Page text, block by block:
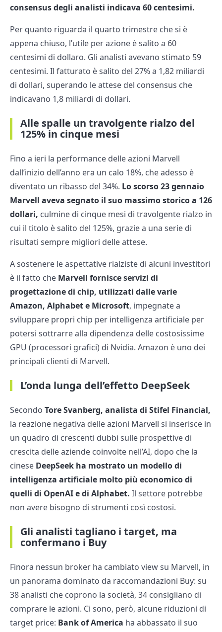
consensus degli analisti indicava 60 centesimi.
Per quanto riguarda il quarto trimestre che si è
appena chiuso, l’utile per azione è salito a 60
centesimi di dollaro. Gli analisti avevano stimato 59
centesimi. Il fatturato è salito del 27% a 1,82 miliardi
di dollari, superando le attese del consensus che
indicavano 1,8 miliardi di dollari.
Alle spalle un travolgente rialzo del
125% in cinque mesi
Fino a ieri la performance delle azioni Marvell
dall’inizio dell’anno era un calo 18%, che adesso è
diventato un ribasso del 34%. Lo scorso 23 gennaio
Marvell aveva segnato il suo massimo storico a 126
dollari, culmine di cinque mesi di travolgente rialzo in
cui il titolo è salito del 125%, grazie a una serie di
risultati sempre migliori delle attese.
A sostenere le aspettative rialziste di alcuni investitori
è il fatto che Marvell fornisce servizi di
progettazione di chip, utilizzati dalle varie
Amazon, Alphabet e Microsoft, impegnate a
sviluppare propri chip per intelligenza artificiale per
potersi sottrarre alla dipendenza delle costosissime
GPU (processori grafici) di Nvidia. Amazon è uno dei
principali clienti di Marvell.
L’onda lunga dell’effetto DeepSeek
Secondo Tore Svanberg, analista di Stifel Financial,
la reazione negativa delle azioni Marvell si inserisce in
un quadro di crescenti dubbi sulle prospettive di
crescita delle aziende coinvolte nell’AI, dopo che la
cinese DeepSeek ha mostrato un modello di
intelligenza artificiale molto più economico di
quelli di OpenAI e di Alphabet. Il settore potrebbe
non avere bisogno di strumenti così costosi.
Gli analisti tagliano i target, ma
confermano i Buy
Finora nessun broker ha cambiato view su Marvell, in
un panorama dominato da raccomandazioni Buy: su
38 analisti che coprono la società, 34 consigliano di
comprare le azioni. Ci sono, però, alcune riduzioni di
target price: Bank of America ha abbassato il suo